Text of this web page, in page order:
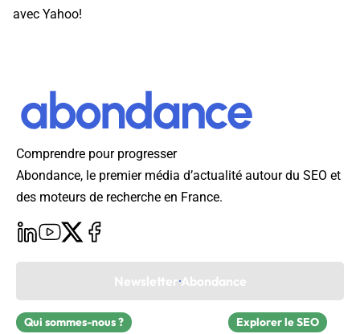
avec Yahoo!
Comprendre pour progresser
Abondance, le premier média d’actualité autour du SEO et
des moteurs de recherche en France.
Newsletter Abondance
Qui sommes-nous ? Explorer le SEO